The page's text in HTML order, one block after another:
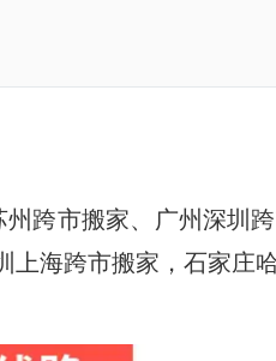
跨市搬家、广州深圳
上海跨市搬家 ，石家庄